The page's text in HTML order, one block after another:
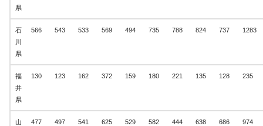
県
石
川
県
566 543 533 569 494 735 788 824 737 1283
福
井
県
130 123 162 372 159 180 221 135 128 235
山
477 497 541 625 529 582 444 638 686 974